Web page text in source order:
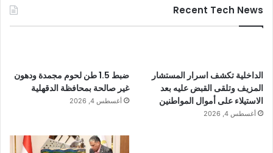
Recent Tech News
الداخلية تكشف اسرار المستشار
المزيف وتلقى القبض عليه بعد
الاستيلاء على أموال المواطنين
أغسطس 4, 2026
ضبط 1.5 طن لحوم مجمدة ودهون
غير صالحة بمحافظة الدقهلية
أغسطس 4, 2026